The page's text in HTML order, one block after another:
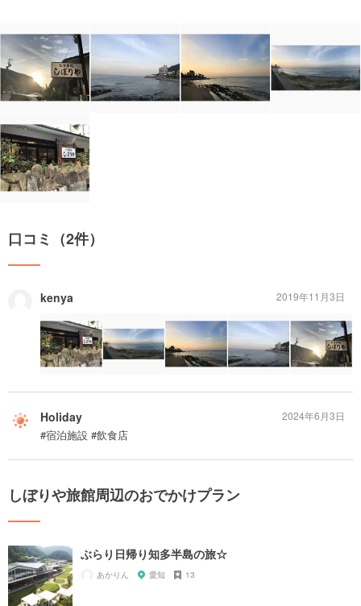
口コミ（2件）
kenya 2019年11月3日
Holiday
#宿泊施設 #飲食店
2024年6月3日
しぼりや旅館周辺のおでかけプラン
ぶらり日帰り知多半島の旅☆
あかりん 愛知 13